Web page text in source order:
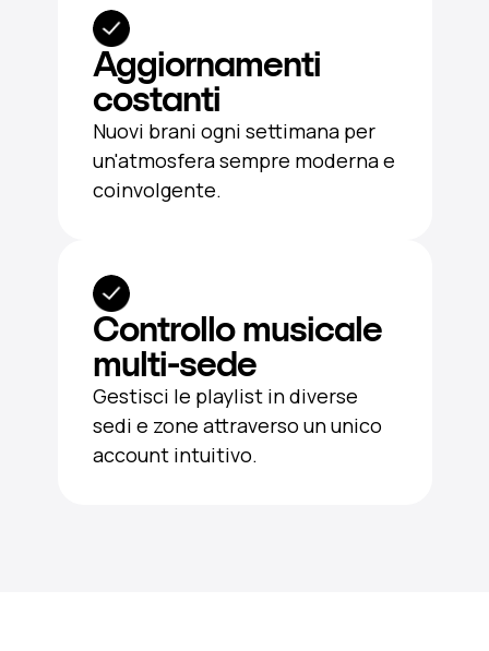
Aggiornamenti
costanti
Nuovi brani ogni settimana per
un'atmosfera sempre moderna e
coinvolgente.
Controllo musicale
multi-sede
Gestisci le playlist in diverse
sedi e zone attraverso un unico
account intuitivo.